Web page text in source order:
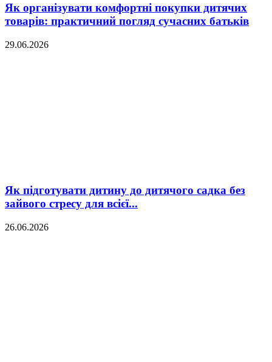
Як організувати комфортні покупки дитячих
товарів: практичний погляд сучасних батьків
29.06.2026
Як підготувати дитину до дитячого садка без
зайвого стресу для всієї...
26.06.2026